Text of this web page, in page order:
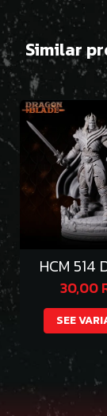
Similar
HCM 514
Emperor
30,00
SEE